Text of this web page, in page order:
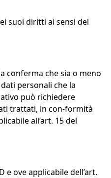
suoi diritti ai sensi del
conferma che sia o meno
personali che la
può richiedere
trattati, in con-formità
all’art. 15 del
e ove applicabile dell’art.